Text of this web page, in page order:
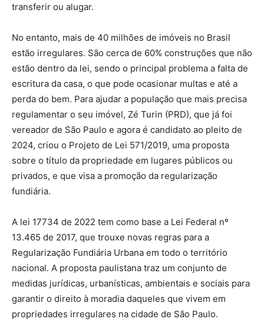
transferir ou alugar.
No entanto, mais de 40 milhões de imóveis no Brasil
estão irregulares. São cerca de 60% construções que não
estão dentro da lei, sendo o principal problema a falta de
escritura da casa, o que pode ocasionar multas e até a
perda do bem. Para ajudar a população que mais precisa
regulamentar o seu imóvel, Zé Turin (PRD), que já foi
vereador de São Paulo e agora é candidato ao pleito de
2024, criou o Projeto de Lei 571/2019, uma proposta
sobre o título da propriedade em lugares públicos ou
privados, e que visa a promoção da regularização
fundiária.
A lei 17734 de 2022 tem como base a Lei Federal nº
13.465 de 2017, que trouxe novas regras para a
Regularização Fundiária Urbana em todo o território
nacional. A proposta paulistana traz um conjunto de
medidas jurídicas, urbanísticas, ambientais e sociais para
garantir o direito à moradia daqueles que vivem em
propriedades irregulares na cidade de São Paulo.